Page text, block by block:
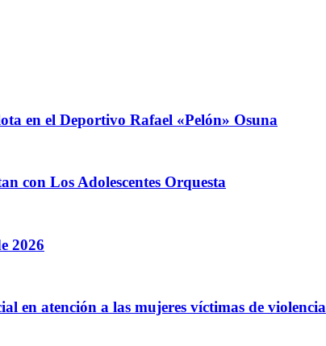
en el Deportivo Rafael «Pelón» Osuna
con Los Adolescentes Orquesta
2026
en atención a las mujeres víctimas de violencia